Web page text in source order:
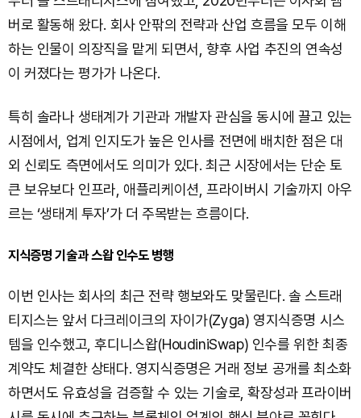
버로 활동해 왔다. 회사 안팎의 전략과 산업 흐름을 모두 이해
하는 인물이 의장직을 맡게 되면서, 향후 사업 추진의 연속성
이 커졌다는 평가가 나온다.
특히 솔라나 생태계가 기관과 개발자 관심을 동시에 끌고 있는
시점에서, 업계 인지도가 높은 인사를 전면에 배치한 점은 대
외 신뢰도 측면에서도 의미가 있다. 최근 시장에서는 단순 토
큰 보유보다 인프라, 애플리케이션, 프라이버시 기술까지 아우
르는 ‘생태계 투자’가 더 주목받는 흐름이다.
지식증명 기술과 스왑 인수도 병행
이번 인사는 회사의 최근 전략 행보와도 맞물린다. 솔 스트래
티지스는 앞서 다크레이크의 자이가(Zyga) 영지식증명 시스
템을 인수했고, 후디니스왑(HoudiniSwap) 인수를 위한 최종
계약도 체결한 상태다. 영지식증명은 거래 정보 공개를 최소화
하면서도 유효성을 검증할 수 있는 기술로, 확장성과 프라이버